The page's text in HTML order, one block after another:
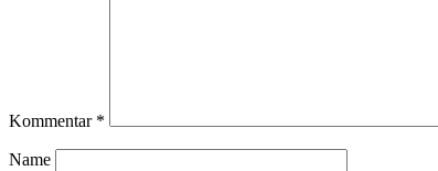
Kommentar *
Name